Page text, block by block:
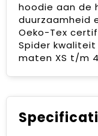
hoodie aan de
duurzaamheid
Oeko-Tex
Spider
maten XS t/m